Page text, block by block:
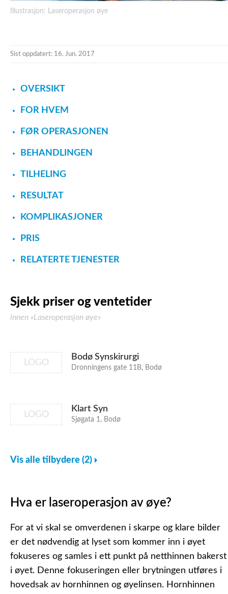
Illustrasjon: Laseroperasjon øye
Sist oppdatert: 16. Jun. 2017
OVERSIKT
FOR HVEM
FØR OPERASJONEN
BEHANDLINGEN
TILHELING
RESULTAT
KOMPLIKASJONER
PRIS
RELATERTE TJENESTER
Sjekk priser og ventetider
innen «Laseroperasjon øye»
LOGO
Bodø Synskirurgi
Dronningens gate 11B, Bodø
LOGO
Klart Syn
Sjøgata 1, Bodø
Vis alle tilbydere (2)
Hva er laseroperasjon av øye?
For at vi skal se omverdenen i skarpe og klare bilder
er det nødvendig at lyset som kommer inn i øyet
fokuseres og samles i ett punkt på netthinnen bakerst
i øyet. Denne fokuseringen eller brytningen utføres i
hovedsak av hornhinnen og øyelinsen. Hornhinnen